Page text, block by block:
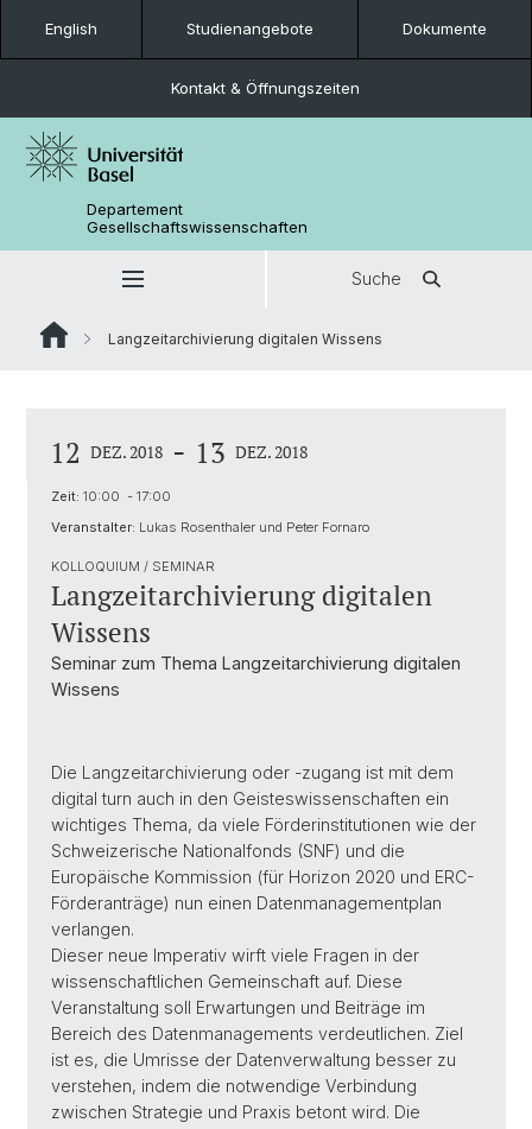
English Studienangebote Dokumente
Kontakt & Öffnungszeiten
Departement
Gesellschaftswissenschaften
Suche
Langzeitarchivierung digitalen Wissens
12 DEZ. 2018 - 13 DEZ. 2018
Zeit: 10:00 - 17:00
Veranstalter: Lukas Rosenthaler und Peter Fornaro
KOLLOQUIUM / SEMINAR
Langzeitarchivierung digitalen
Wissens
Seminar zum Thema Langzeitarchivierung digitalen
Wissens
Die Langzeitarchivierung oder -zugang ist mit dem
digital turn auch in den Geisteswissenschaften ein
wichtiges Thema, da viele Förderinstitutionen wie der
Schweizerische Nationalfonds (SNF) und die
Europäische Kommission (für Horizon 2020 und ERC-
Förderanträge) nun einen Datenmanagementplan
verlangen.
Dieser neue Imperativ wirft viele Fragen in der
wissenschaftlichen Gemeinschaft auf. Diese
Veranstaltung soll Erwartungen und Beiträge im
Bereich des Datenmanagements verdeutlichen. Ziel
ist es, die Umrisse der Datenverwaltung besser zu
verstehen, indem die notwendige Verbindung
zwischen Strategie und Praxis betont wird. Die